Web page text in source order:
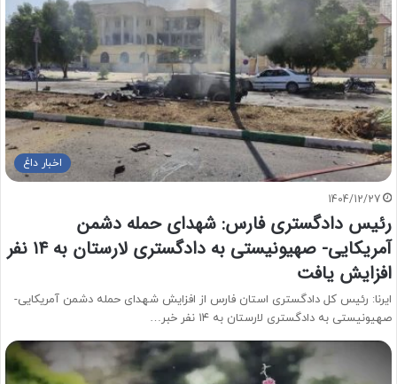
اخبار داغ
1404/12/27
رئیس دادگستری فارس: شهدای حمله دشمن
آمریکایی- صهیونیستی به دادگستری لارستان به ۱۴ نفر
افزایش یافت
ایرنا: رئیس کل دادگستری استان فارس از افزایش شهدای حمله دشمن آمریکایی-
صهیونیستی به دادگستری لارستان به ۱۴ نفر خبر…